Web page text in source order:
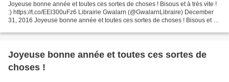
Joyeuse bonne année et toutes ces sortes de choses ! Bisous et à très vite !
:) https://t.co/EEl300uFz6 Librairie Gwalarn (@GwalarnLibraire) December
31, 2016 Joyeuse bonne année et toutes ces sortes de choses ! Bisous et à
Joyeuse bonne année et toutes ces sortes de
choses !